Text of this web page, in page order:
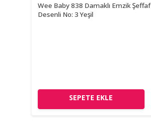
Wee Baby 838 Damaklı Emzik Şeffaf
Desenli No: 3 Yeşil
SEPETE EKLE